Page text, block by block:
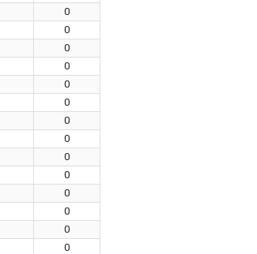
0
0
0
0
0
0
0
0
0
0
0
0
0
0